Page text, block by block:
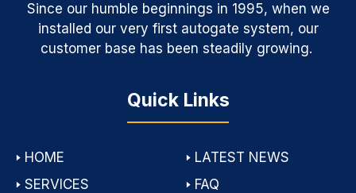
Since our humble beginnings in 1995, when we
installed our very first autogate system, our
customer base has been steadily growing.
Quick Links
🢒 HOME
🢒 SERVICES
🢒 LATEST NEWS
🢒 FAQ